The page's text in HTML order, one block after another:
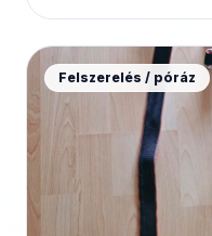
Felszerelés / póráz